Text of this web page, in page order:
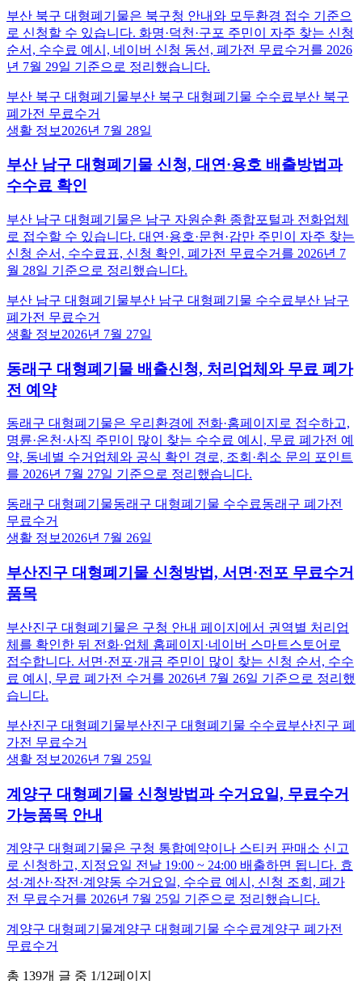
부산 북구 대형폐기물은 북구청 안내와 모두환경 접수 기준으
로 신청할 수 있습니다. 화명·덕천·구포 주민이 자주 찾는 신청
순서, 수수료 예시, 네이버 신청 동선, 폐가전 무료수거를 2026
년 7월 29일 기준으로 정리했습니다.
부산 북구 대형폐기물부산 북구 대형폐기물 수수료부산 북구
폐가전 무료수거
생활 정보 2026년 7월 28일
부산 남구 대형폐기물 신청, 대연·용호 배출방법과
수수료 확인
부산 남구 대형폐기물은 남구 자원순환 종합포털과 전화업체
로 접수할 수 있습니다. 대연·용호·문현·감만 주민이 자주 찾는
신청 순서, 수수료표, 신청 확인, 폐가전 무료수거를 2026년 7
월 28일 기준으로 정리했습니다.
부산 남구 대형폐기물부산 남구 대형폐기물 수수료부산 남구
폐가전 무료수거
생활 정보 2026년 7월 27일
동래구 대형폐기물 배출신청, 처리업체와 무료 폐가
전 예약
동래구 대형폐기물은 우리환경에 전화·홈페이지로 접수하고,
명륜·온천·사직 주민이 많이 찾는 수수료 예시, 무료 폐가전 예
약, 동네별 수거업체와 공식 확인 경로, 조회·취소 문의 포인트
를 2026년 7월 27일 기준으로 정리했습니다.
동래구 대형폐기물동래구 대형폐기물 수수료동래구 폐가전
무료수거
생활 정보 2026년 7월 26일
부산진구 대형폐기물 신청방법, 서면·전포 무료수거
품목
부산진구 대형폐기물은 구청 안내 페이지에서 권역별 처리업
체를 확인한 뒤 전화·업체 홈페이지·네이버 스마트스토어로
접수합니다. 서면·전포·개금 주민이 많이 찾는 신청 순서, 수수
료 예시, 무료 폐가전 수거를 2026년 7월 26일 기준으로 정리했
습니다.
부산진구 대형폐기물부산진구 대형폐기물 수수료부산진구 폐
가전 무료수거
생활 정보 2026년 7월 25일
계양구 대형폐기물 신청방법과 수거요일, 무료수거
가능품목 안내
계양구 대형폐기물은 구청 통합예약이나 스티커 판매소 신고
로 신청하고, 지정요일 전날 19:00 ~ 24:00 배출하면 됩니다. 효
성·계산·작전·계양동 수거요일, 수수료 예시, 신청 조회, 폐가
전 무료수거를 2026년 7월 25일 기준으로 정리했습니다.
계양구 대형폐기물계양구 대형폐기물 수수료계양구 폐가전
무료수거
총 139개 글 중 1/12페이지